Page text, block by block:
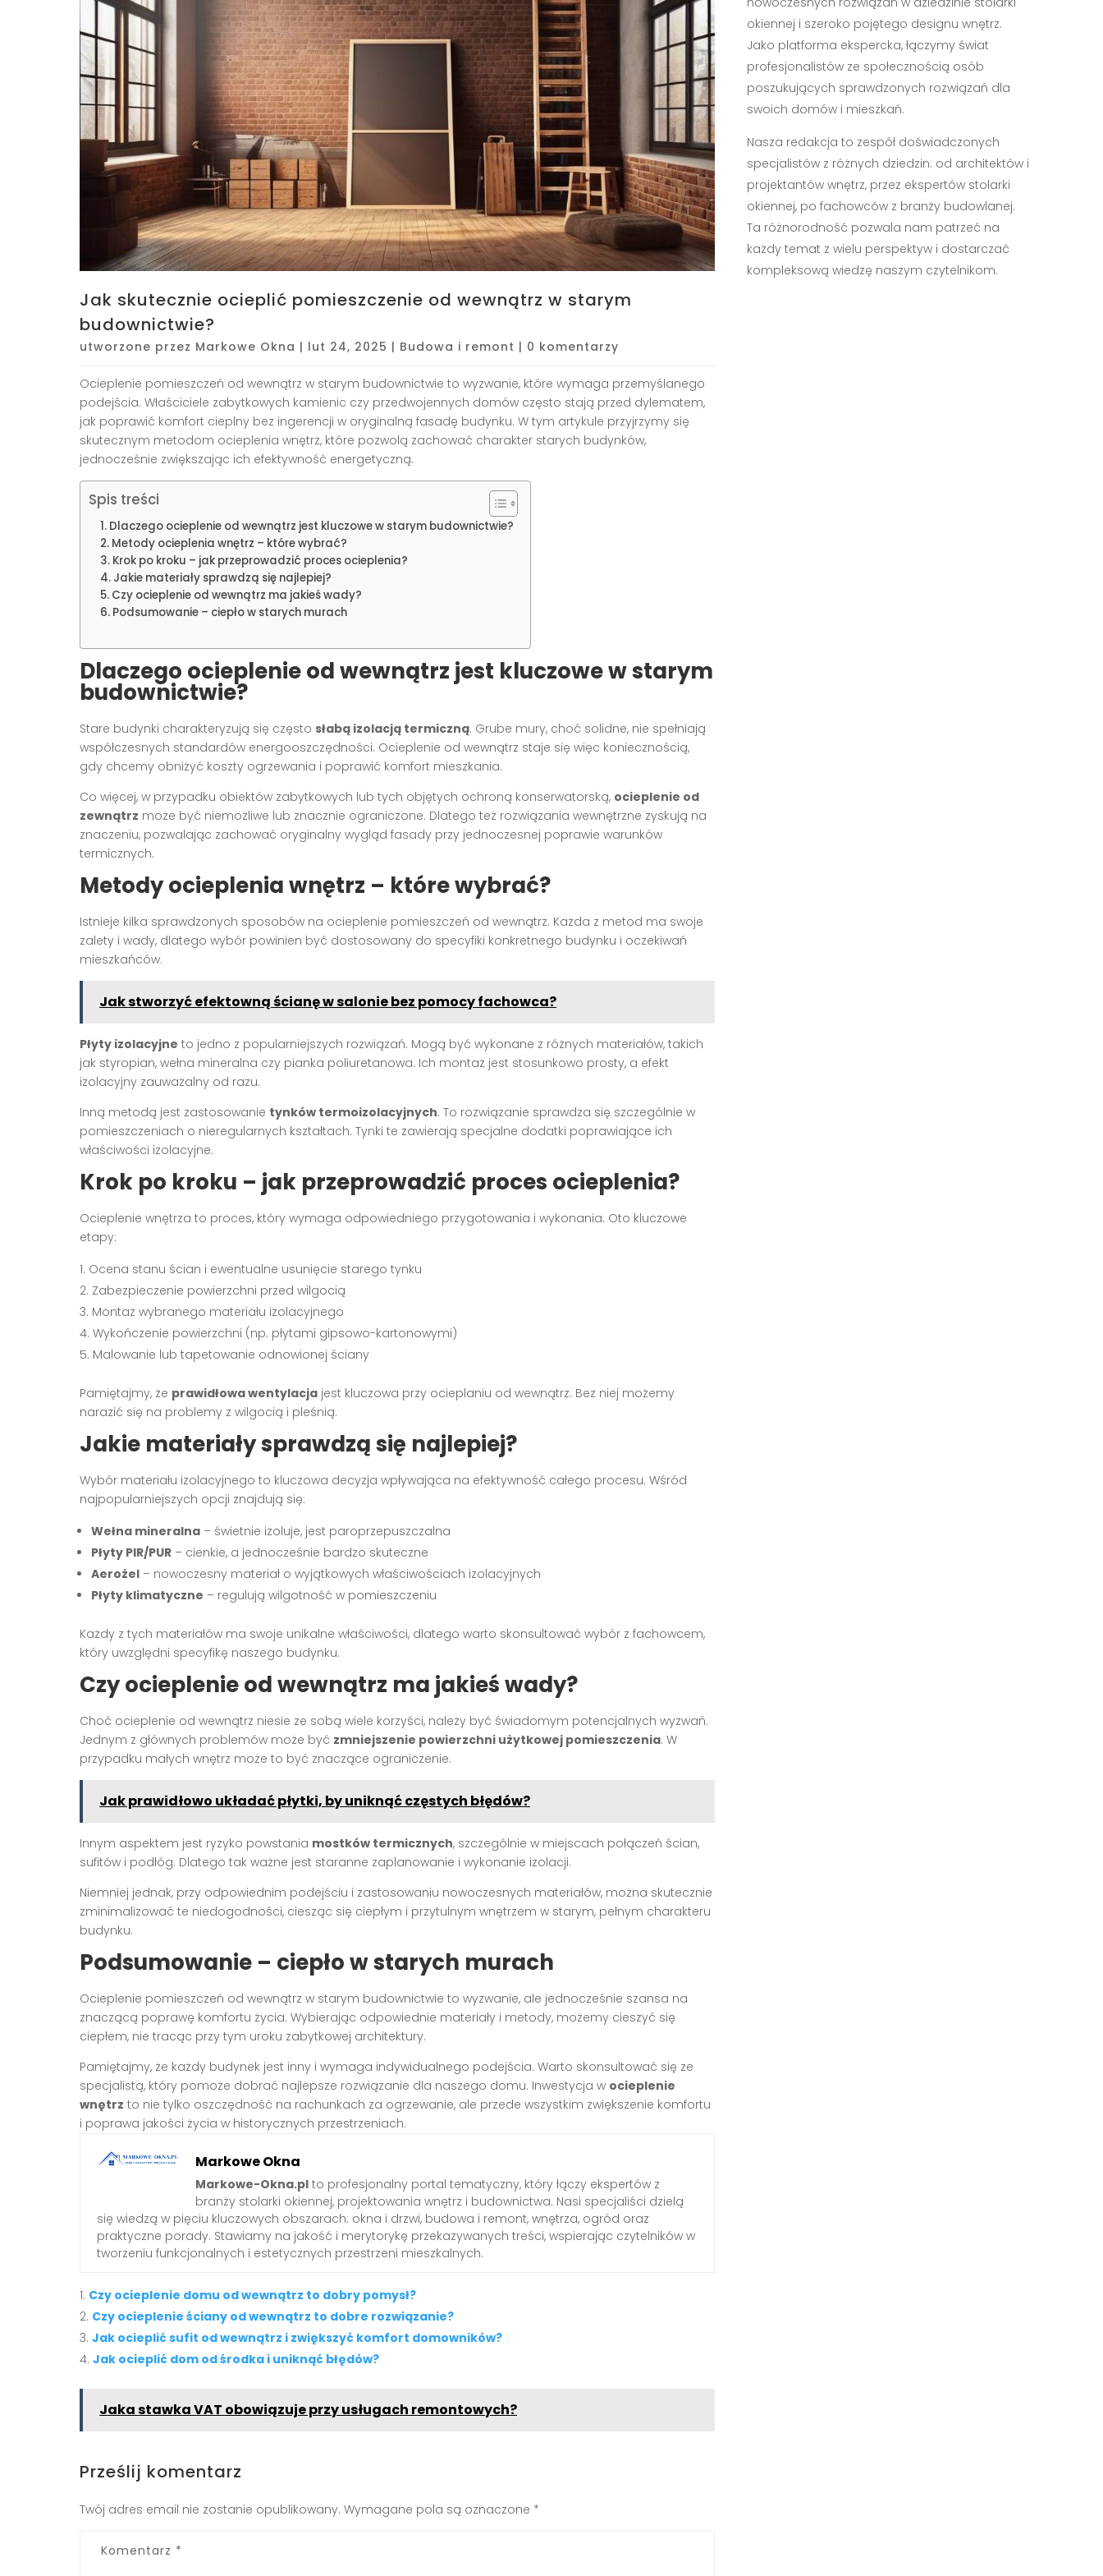
Jak skutecznie ocieplić pomieszczenie od wewnątrz w starym
budownictwie?
utworzone przez Markowe Okna | lut 24, 2025 | Budowa i remont | 0 komentarzy
Ocieplenie pomieszczeń od wewnątrz w starym budownictwie to wyzwanie, które wymaga przemyślanego
podejścia. Właściciele zabytkowych kamienic czy przedwojennych domów często stają przed dylematem,
jak poprawić komfort cieplny bez ingerencji w oryginalną fasadę budynku. W tym artykule przyjrzymy się
skutecznym metodom ocieplenia wnętrz, które pozwolą zachować charakter starych budynków,
jednocześnie zwiększając ich efektywność energetyczną.
Spis treści
Dlaczego ocieplenie od wewnątrz jest kluczowe w starym budownictwie?
Metody ocieplenia wnętrz – które wybrać?
Krok po kroku – jak przeprowadzić proces ocieplenia?
Jakie materiały sprawdzą się najlepiej?
Czy ocieplenie od wewnątrz ma jakieś wady?
Podsumowanie – ciepło w starych murach
Dlaczego ocieplenie od wewnątrz jest kluczowe w starym
budownictwie?
Stare budynki charakteryzują się często słabą izolacją termiczną. Grube mury, choć solidne, nie spełniają
współczesnych standardów energooszczędności. Ocieplenie od wewnątrz staje się więc koniecznością,
gdy chcemy obniżyć koszty ogrzewania i poprawić komfort mieszkania.
Co więcej, w przypadku obiektów zabytkowych lub tych objętych ochroną konserwatorską, ocieplenie od
zewnątrz może być niemożliwe lub znacznie ograniczone. Dlatego też rozwiązania wewnętrzne zyskują na
znaczeniu, pozwalając zachować oryginalny wygląd fasady przy jednoczesnej poprawie warunków
termicznych.
Metody ocieplenia wnętrz – które wybrać?
Istnieje kilka sprawdzonych sposobów na ocieplenie pomieszczeń od wewnątrz. Każda z metod ma swoje
zalety i wady, dlatego wybór powinien być dostosowany do specyfiki konkretnego budynku i oczekiwań
mieszkańców.
Jak stworzyć efektowną ścianę w salonie bez pomocy fachowca?
Płyty izolacyjne to jedno z popularniejszych rozwiązań. Mogą być wykonane z różnych materiałów, takich
jak styropian, wełna mineralna czy pianka poliuretanowa. Ich montaż jest stosunkowo prosty, a efekt
izolacyjny zauważalny od razu.
Inną metodą jest zastosowanie tynków termoizolacyjnych. To rozwiązanie sprawdza się szczególnie w
pomieszczeniach o nieregularnych kształtach. Tynki te zawierają specjalne dodatki poprawiające ich
właściwości izolacyjne.
Krok po kroku – jak przeprowadzić proces ocieplenia?
Ocieplenie wnętrza to proces, który wymaga odpowiedniego przygotowania i wykonania. Oto kluczowe
etapy:
Ocena stanu ścian i ewentualne usunięcie starego tynku
Zabezpieczenie powierzchni przed wilgocią
Montaż wybranego materiału izolacyjnego
Wykończenie powierzchni (np. płytami gipsowo-kartonowymi)
Malowanie lub tapetowanie odnowionej ściany
Pamiętajmy, że prawidłowa wentylacja jest kluczowa przy ocieplaniu od wewnątrz. Bez niej możemy
narazić się na problemy z wilgocią i pleśnią.
Jakie materiały sprawdzą się najlepiej?
Wybór materiału izolacyjnego to kluczowa decyzja wpływająca na efektywność całego procesu. Wśród
najpopularniejszych opcji znajdują się:
Wełna mineralna – świetnie izoluje, jest paroprzepuszczalna
Płyty PIR/PUR – cienkie, a jednocześnie bardzo skuteczne
Aerożel – nowoczesny materiał o wyjątkowych właściwościach izolacyjnych
Płyty klimatyczne – regulują wilgotność w pomieszczeniu
Każdy z tych materiałów ma swoje unikalne właściwości, dlatego warto skonsultować wybór z fachowcem,
który uwzględni specyfikę naszego budynku.
Czy ocieplenie od wewnątrz ma jakieś wady?
Choć ocieplenie od wewnątrz niesie ze sobą wiele korzyści, należy być świadomym potencjalnych wyzwań.
Jednym z głównych problemów może być zmniejszenie powierzchni użytkowej pomieszczenia. W
przypadku małych wnętrz może to być znaczące ograniczenie.
Jak prawidłowo układać płytki, by uniknąć częstych błędów?
Innym aspektem jest ryzyko powstania mostków termicznych, szczególnie w miejscach połączeń ścian,
sufitów i podłóg. Dlatego tak ważne jest staranne zaplanowanie i wykonanie izolacji.
Niemniej jednak, przy odpowiednim podejściu i zastosowaniu nowoczesnych materiałów, można skutecznie
zminimalizować te niedogodności, ciesząc się ciepłym i przytulnym wnętrzem w starym, pełnym charakteru
budynku.
Podsumowanie – ciepło w starych murach
Ocieplenie pomieszczeń od wewnątrz w starym budownictwie to wyzwanie, ale jednocześnie szansa na
znaczącą poprawę komfortu życia. Wybierając odpowiednie materiały i metody, możemy cieszyć się
ciepłem, nie tracąc przy tym uroku zabytkowej architektury.
Pamiętajmy, że każdy budynek jest inny i wymaga indywidualnego podejścia. Warto skonsultować się ze
specjalistą, który pomoże dobrać najlepsze rozwiązanie dla naszego domu. Inwestycja w ocieplenie
wnętrz to nie tylko oszczędność na rachunkach za ogrzewanie, ale przede wszystkim zwiększenie komfortu
i poprawa jakości życia w historycznych przestrzeniach.
Markowe Okna
Markowe-Okna.pl to profesjonalny portal tematyczny, który łączy ekspertów z
branży stolarki okiennej, projektowania wnętrz i budownictwa. Nasi specjaliści dzielą
się wiedzą w pięciu kluczowych obszarach: okna i drzwi, budowa i remont, wnętrza, ogród oraz
praktyczne porady. Stawiamy na jakość i merytorykę przekazywanych treści, wspierając czytelników w
tworzeniu funkcjonalnych i estetycznych przestrzeni mieszkalnych.
Czy ocieplenie domu od wewnątrz to dobry pomysł?
Czy ocieplenie ściany od wewnątrz to dobre rozwiązanie?
Jak ocieplić sufit od wewnątrz i zwiększyć komfort domowników?
Jak ocieplić dom od środka i uniknąć błędów?
Jaka stawka VAT obowiązuje przy usługach remontowych?
Prześlij komentarz
Twój adres email nie zostanie opublikowany. Wymagane pola są oznaczone *
okiennej i szeroko pojętego designu wnętrz.
Jako platforma ekspercka, łączymy świat
profesjonalistów ze społecznością osób
poszukujących sprawdzonych rozwiązań dla
swoich domów i mieszkań.
Nasza redakcja to zespół doświadczonych
specjalistów z różnych dziedzin: od architektów i
projektantów wnętrz, przez ekspertów stolarki
okiennej, po fachowców z branży budowlanej.
Ta różnorodność pozwala nam patrzeć na
każdy temat z wielu perspektyw i dostarczać
kompleksową wiedzę naszym czytelnikom.